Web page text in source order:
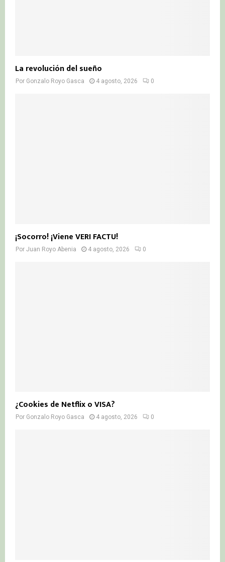
La revolución del sueño
Por Gonzalo Royo Gasca 4 agosto, 2026 0
¡Socorro! ¡Viene VERI FACTU!
Por Juan Royo Abenia 4 agosto, 2026 0
¿Cookies de Netflix o VISA?
Por Gonzalo Royo Gasca 4 agosto, 2026 0